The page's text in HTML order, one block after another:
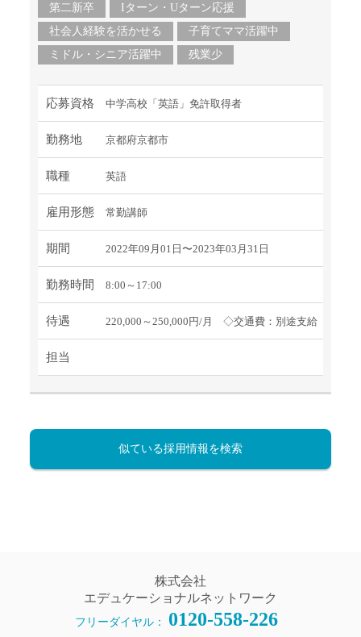
第二新卒
Iターン・Uターン応援
社会人経験を活かせる
子育てママ活躍中
ミドル・シニア活躍中
残業少
応募資格 中学高校「英語」免許取得者
勤務地 京都府京都市
職種 英語
雇用形態 常勤講師
期間 2022年09月01日〜2023年03月31日
勤務時間 8:00～17:00
待遇 220,000～250,000円/月 ◇交通費：別途支給
担当
似ている採用情報を検索
株式会社
エデュケーショナルネットワーク
フリーダイヤル： 0120-558-226